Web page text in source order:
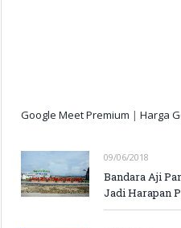
Google Meet Premium | Harga
09/06/2018
Bandara Aji
Jadi Harapan